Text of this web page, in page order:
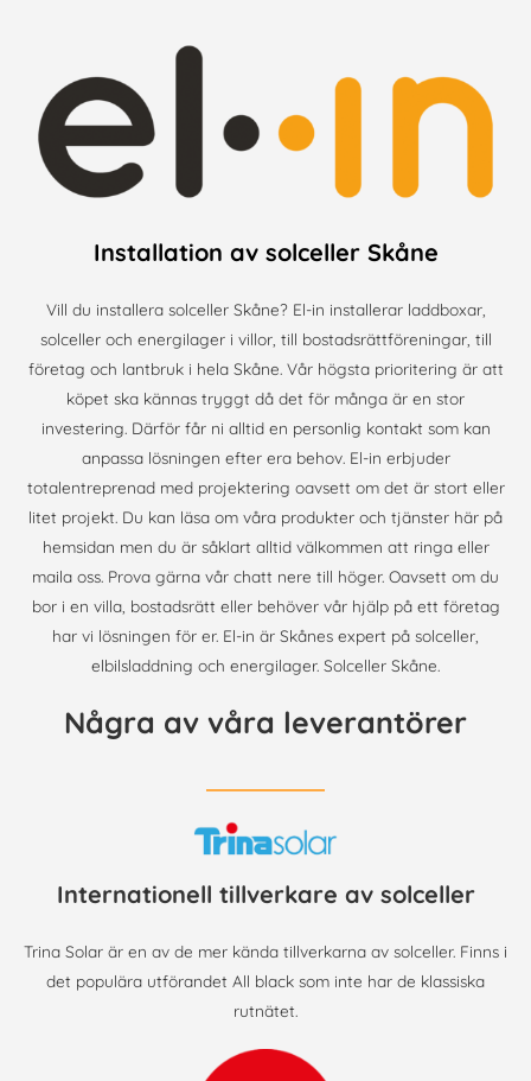
Installation av solceller Skåne
Vill du installera solceller Skåne? El-in installerar laddboxar,
solceller och energilager i villor, till bostadsrättföreningar, till
företag och lantbruk i hela Skåne. Vår högsta prioritering är att
köpet ska kännas tryggt då det för många är en stor
investering. Därför får ni alltid en personlig kontakt som kan
anpassa lösningen efter era behov. El-in erbjuder
totalentreprenad med projektering oavsett om det är stort eller
litet projekt. Du kan läsa om våra produkter och tjänster här på
hemsidan men du är såklart alltid välkommen att ringa eller
maila oss. Prova gärna vår chatt nere till höger. Oavsett om du
bor i en villa, bostadsrätt eller behöver vår hjälp på ett företag
har vi lösningen för er. El-in är Skånes expert på solceller,
elbilsladdning och energilager. Solceller Skåne.
Några av våra leverantörer
Internationell tillverkare av solceller
Trina Solar är en av de mer kända tillverkarna av solceller. Finns i
det populära utförandet All black som inte har de klassiska
rutnätet.